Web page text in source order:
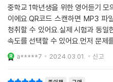
17회 모의고사 064
18회 모의고사 068
19회 모의고사 072
21회 모의고사 080
중학교 1학년생을 위한 영어듣기
이에요.QR코드 스캔하면 MP3 파
청취할 수 있어요.실제 시험과 동
속도를 선택할 수 있어요.먼저 문제
기 대본을 확인하며 복습할 수 있어
이 되네요.
a*****7 2024.03.01. 신고